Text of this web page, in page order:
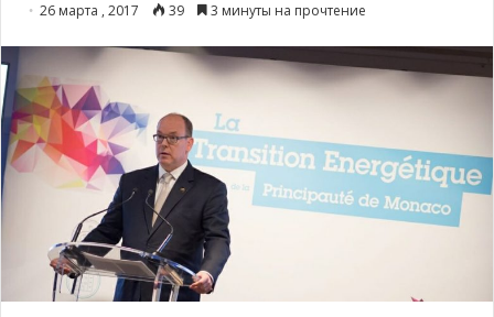
26 марта , 2017 39 3 минуты на прочтение